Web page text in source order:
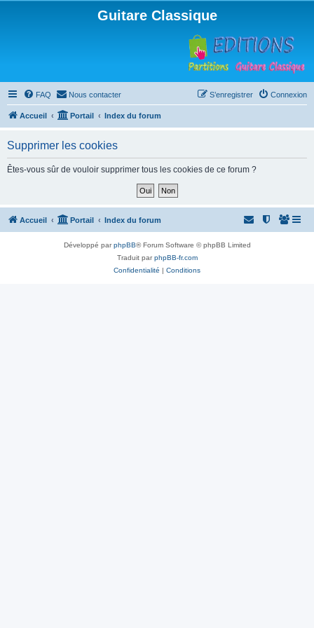
Guitare Classique
FAQ Nous contacter Connexion
S’enregistrer
Accueil Portail Index du forum
Supprimer les cookies
Êtes-vous sûr de vouloir supprimer tous les cookies de ce forum ?
Accueil Portail Index du forum
Développé parphpBB® Forum Software © phpBB Limited
Traduit parphpBB-fr.com
Confidentialité | Conditions